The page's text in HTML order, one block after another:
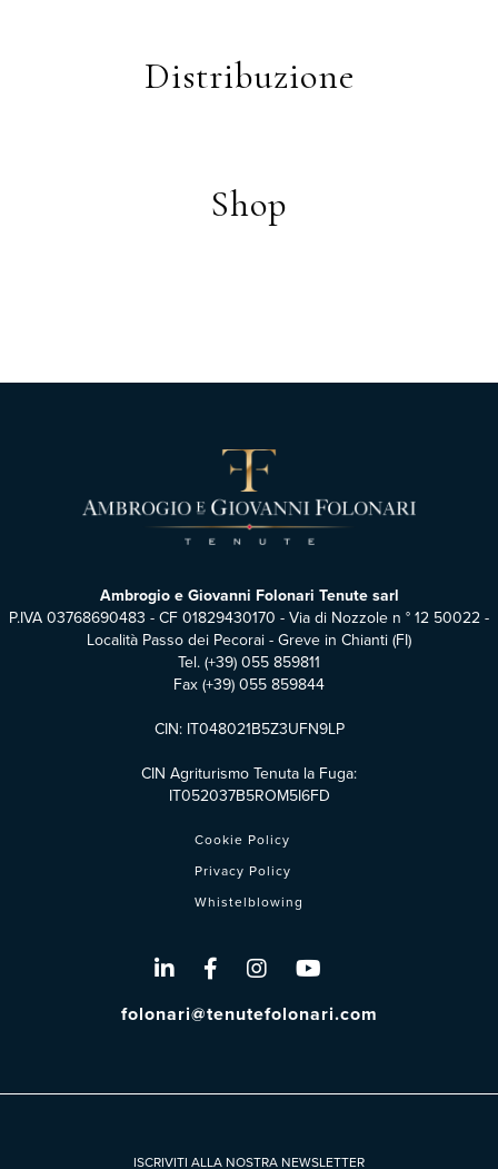
Distribuzione
Shop
Cookie Policy
Privacy Policy
Whistelblowing
Ambrogio e Giovanni Folonari Tenute sarl
P.IVA 03768690483 - CF 01829430170 - Via di Nozzole n ° 12 50022 -
Località Passo dei Pecorai - Greve in Chianti (FI)
Tel. (+39) 055 859811
Fax (+39) 055 859844
CIN: IT048021B5Z3UFN9LP
CIN Agriturismo Tenuta la Fuga:
IT052037B5ROM5I6FD
folonari@tenutefolonari.com
ISCRIVITI ALLA NOSTRA NEWSLETTER